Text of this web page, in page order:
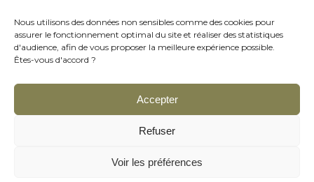
Nous utilisons des données non sensibles comme des cookies pour
assurer le fonctionnement optimal du site et réaliser des statistiques
d'audience, afin de vous proposer la meilleure expérience possible.
Êtes-vous d'accord ?
Accepter
Refuser
Voir les préférences